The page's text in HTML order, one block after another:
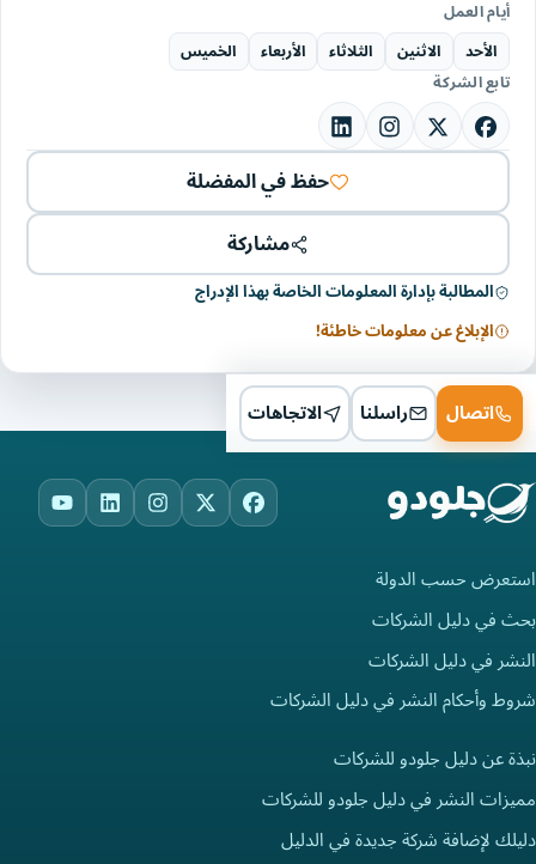
أيام العمل
الأحد الاثنين الثلاثاء الأربعاء الخميس
تابع الشركة
حفظ في المفضلة
مشاركة
المطالبة بإدارة المعلومات الخاصة بهذا الإدراج
الإبلاغ عن معلومات خاطئة!
اتصال راسلنا الاتجاهات
Facebook
X
Instagram
LinkedIn
استعرض حسب الدولة
بحث في دليل الشركات
النشر في دليل الشركات
شروط وأحكام النشر في دليل الشركات
نبذة عن دليل جلودو للشركات
مميزات النشر في دليل جلودو للشركات
دليلك لإضافة شركة جديدة في الدليل